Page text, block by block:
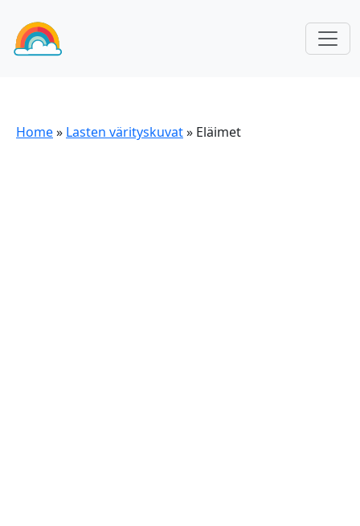
Home» Lasten värityskuvat» Eläimet